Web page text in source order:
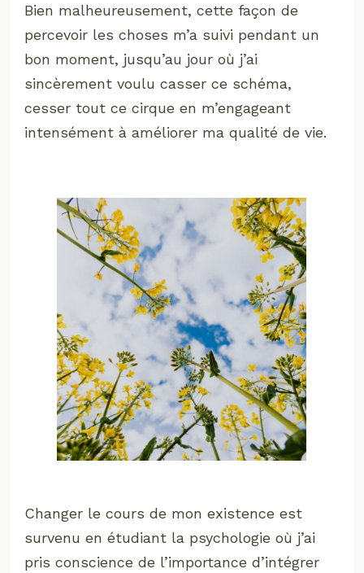
Bien malheureusement, cette façon de
percevoir les choses m’a suivi pendant un
bon moment, jusqu’au jour où j’ai
sincèrement voulu casser ce schéma,
cesser tout ce cirque en m’engageant
intensément à améliorer ma qualité de vie.
Changer le cours de mon existence est
survenu en étudiant la psychologie où j’ai
pris conscience de l’importance d’intégrer